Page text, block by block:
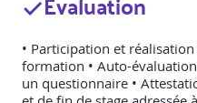
• Participation et
formation • Auto-
un questionnaire •